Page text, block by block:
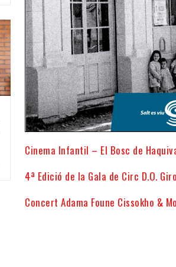
Cinema Infantil – El Bosc de
4ª Edició de la Gala de Circ D.O.
Concert Adama Foune Cissokho &